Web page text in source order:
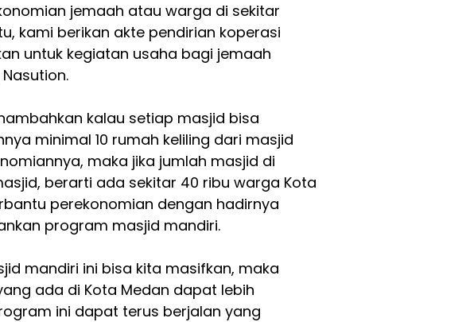
jemaah atau warga di sekitar
kami berikan akte pendirian koperasi
untuk kegiatan usaha bagi jemaah
kalau setiap masjid bisa
minimal 10 rumah keliling dari masjid
maka jika jumlah masjid di
berarti ada sekitar 40 ribu warga Kota
perekonomian dengan hadirnya
program masjid mandiri.
mandiri ini bisa kita masifkan, maka
ada di Kota Medan dapat lebih
ini dapat terus berjalan yang